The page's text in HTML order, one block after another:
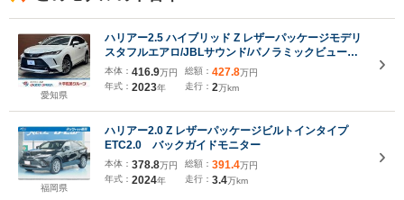
愛知県
ハリアー2.5 ハイブリッド Z レザーパッケージモデリ
スタフルエアロ/JBLサウンド/パノラミックビューモ
ニター/デジタルインナーミラー/ヘッドアップディス
プレイ/ブラインドスポットモニター
本体： 416.9万円
年式： 2023年
総額： 427.8万円
走行： 2万km
福岡県
ハリアー2.0 Z レザーパッケージビルトインタイプ
ETC2.0 バックガイドモニター
本体： 378.8万円
年式： 2024年
総額： 391.4万円
走行： 3.4万km